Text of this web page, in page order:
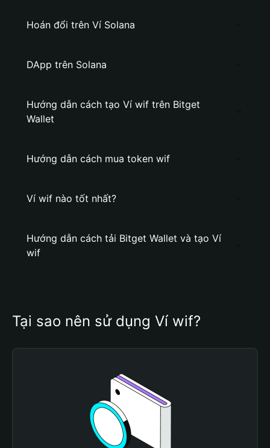
Hoán đổi trên Ví Solana
DApp trên Solana
Hướng dẫn cách tạo Ví wif trên Bitget
Wallet
Hướng dẫn cách mua token wif
Ví wif nào tốt nhất?
Hướng dẫn cách tải Bitget Wallet và tạo Ví
wif
Tại sao nên sử dụng Ví wif?